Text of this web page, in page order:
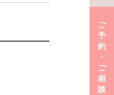
ご
予
約
･
ご
相
談